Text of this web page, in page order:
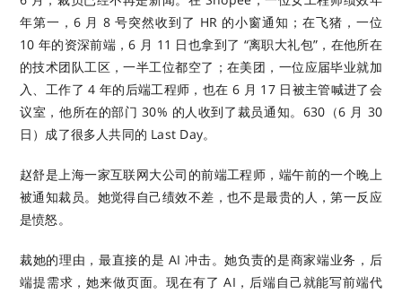
年第一，6 月 8 号突然收到了 HR 的小窗通知；在飞猪，一位
10 年的资深前端，6 月 11 日也拿到了 “离职大礼包”，在他所在
的技术团队工区，一半工位都空了；在美团，一位应届毕业就加
入、工作了 4 年的后端工程师，也在 6 月 17 日被主管喊进了会
议室，他所在的部门 30% 的人收到了裁员通知。630（6 月 30
日）成了很多人共同的 Last Day。
赵舒是上海一家互联网大公司的前端工程师，端午前的一个晚上
被通知裁员。她觉得自己绩效不差，也不是最贵的人，第一反应
是愤怒。
裁她的理由，最直接的是 AI 冲击。她负责的是商家端业务，后
端提需求，她来做页面。现在有了 AI，后端自己就能写前端代